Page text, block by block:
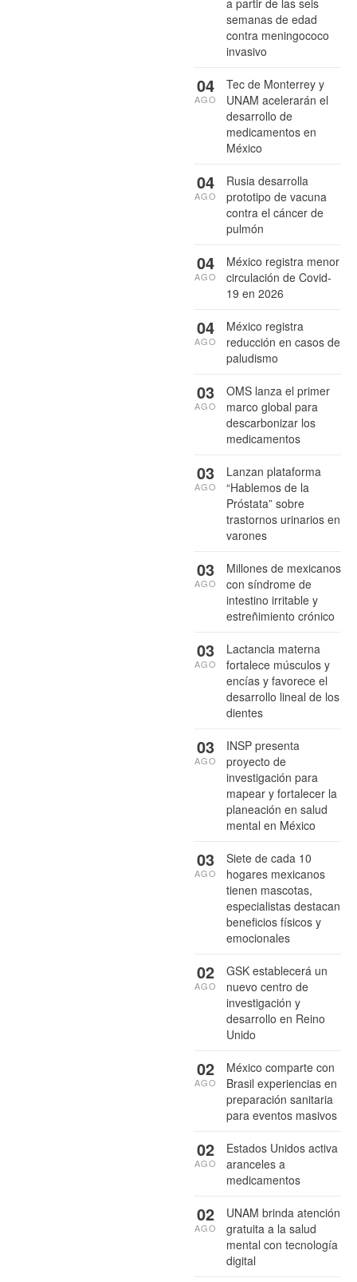
a partir de las seis
semanas de edad
contra meningococo
invasivo
Tec de Monterrey y
UNAM acelerarán el
desarrollo de
medicamentos en
México
04
AGO
Rusia desarrolla
prototipo de vacuna
contra el cáncer de
pulmón
04
AGO
México registra menor
circulación de Covid-
19 en 2026
04
AGO
México registra
reducción en casos de
paludismo
04
AGO
OMS lanza el primer
marco global para
descarbonizar los
medicamentos
03
AGO
Lanzan plataforma
“Hablemos de la
Próstata” sobre
trastornos urinarios en
varones
03
AGO
Millones de mexicanos
con síndrome de
intestino irritable y
estreñimiento crónico
03
AGO
Lactancia materna
fortalece músculos y
encías y favorece el
desarrollo lineal de los
dientes
03
AGO
INSP presenta
proyecto de
investigación para
mapear y fortalecer la
planeación en salud
mental en México
03
AGO
Siete de cada 10
hogares mexicanos
tienen mascotas,
especialistas destacan
beneficios físicos y
emocionales
03
AGO
GSK establecerá un
nuevo centro de
investigación y
desarrollo en Reino
Unido
02
AGO
México comparte con
Brasil experiencias en
preparación sanitaria
para eventos masivos
02
AGO
Estados Unidos activa
aranceles a
medicamentos
02
AGO
UNAM brinda atención
gratuita a la salud
mental con tecnología
digital
02
AGO